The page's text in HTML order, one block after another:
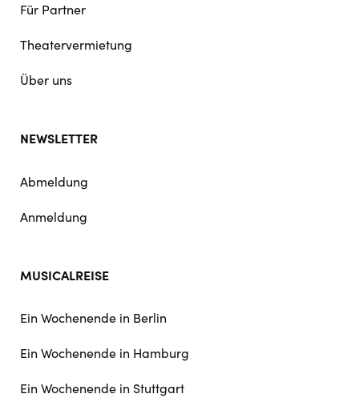
Für Partner
Theatervermietung
Über uns
NEWSLETTER
Abmeldung
Anmeldung
MUSICALREISE
Ein Wochenende in Berlin
Ein Wochenende in Hamburg
Ein Wochenende in Stuttgart